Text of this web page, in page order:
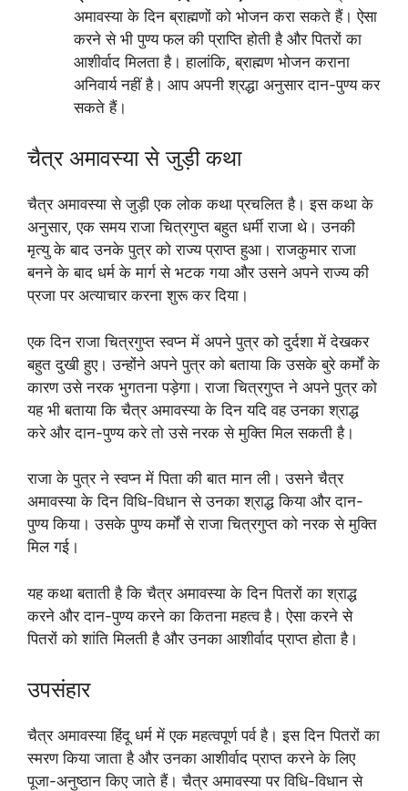
अमावस्या के दिन ब्राह्मणों को भोजन करा सकते हैं। ऐसा
करने से भी पुण्य फल की प्राप्ति होती है और पितरों का
आशीर्वाद मिलता है। हालांकि, ब्राह्मण भोजन कराना
अनिवार्य नहीं है। आप अपनी श्रद्धा अनुसार दान-पुण्य कर
सकते हैं।
चैत्र अमावस्या से जुड़ी कथा
चैत्र अमावस्या से जुड़ी एक लोक कथा प्रचलित है। इस कथा के
अनुसार, एक समय राजा चित्रगुप्त बहुत धर्मी राजा थे। उनकी
मृत्यु के बाद उनके पुत्र को राज्य प्राप्त हुआ। राजकुमार राजा
बनने के बाद धर्म के मार्ग से भटक गया और उसने अपने राज्य की
प्रजा पर अत्याचार करना शुरू कर दिया।
एक दिन राजा चित्रगुप्त स्वप्न में अपने पुत्र को दुर्दशा में देखकर
बहुत दुखी हुए। उन्होंने अपने पुत्र को बताया कि उसके बुरे कर्मों के
कारण उसे नरक भुगतना पड़ेगा। राजा चित्रगुप्त ने अपने पुत्र को
यह भी बताया कि चैत्र अमावस्या के दिन यदि वह उनका श्राद्ध
करे और दान-पुण्य करे तो उसे नरक से मुक्ति मिल सकती है।
राजा के पुत्र ने स्वप्न में पिता की बात मान ली। उसने चैत्र
अमावस्या के दिन विधि-विधान से उनका श्राद्ध किया और दान-
पुण्य किया। उसके पुण्य कर्मों से राजा चित्रगुप्त को नरक से मुक्ति
मिल गई।
यह कथा बताती है कि चैत्र अमावस्या के दिन पितरों का श्राद्ध
करने और दान-पुण्य करने का कितना महत्व है। ऐसा करने से
पितरों को शांति मिलती है और उनका आशीर्वाद प्राप्त होता है।
उपसंहार
चैत्र अमावस्या हिंदू धर्म में एक महत्वपूर्ण पर्व है। इस दिन पितरों का
स्मरण किया जाता है और उनका आशीर्वाद प्राप्त करने के लिए
पूजा-अनुष्ठान किए जाते हैं। चैत्र अमावस्या पर विधि-विधान से